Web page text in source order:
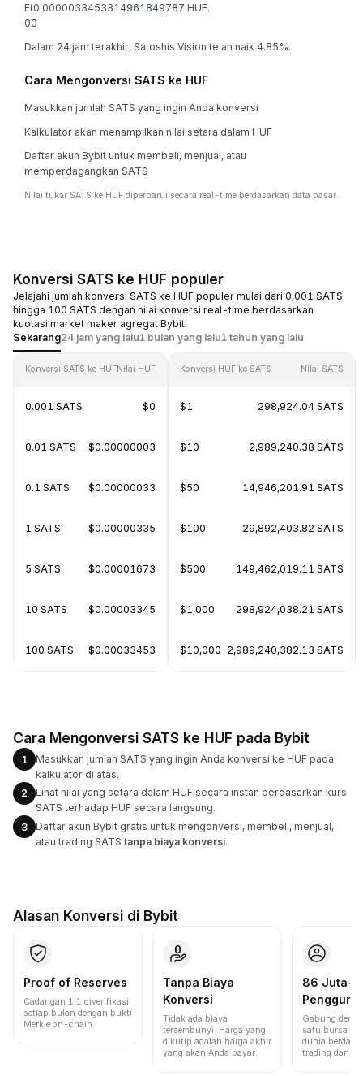
Ft0.0000033453314961849787 HUF.
00
Dalam 24 jam terakhir, Satoshis Vision telah naik 4.85%.
Cara Mengonversi SATS ke HUF
Masukkan jumlah SATS yang ingin Anda konversi
Kalkulator akan menampilkan nilai setara dalam HUF
Daftar akun Bybit untuk membeli, menjual, atau
memperdagangkan SATS
Nilai tukar SATS ke HUF diperbarui secara real-time berdasarkan data pasar.
Konversi SATS ke HUF populer
Jelajahi jumlah konversi SATS ke HUF populer mulai dari 0,001 SATS
hingga 100 SATS dengan nilai konversi real-time berdasarkan
kuotasi market maker agregat Bybit.
Sekarang24 jam yang lalu1 bulan yang lalu1 tahun yang lalu
Konversi SATS ke HUFNilai HUF
0.001 SATS $0
0.01 SATS $0.00000003
0.1 SATS $0.00000033
1 SATS $0.00000335
5 SATS $0.00001673
10 SATS $0.00003345
100 SATS $0.00033453
Konversi HUF ke SATS Nilai SATS
$1 298,924.04 SATS
$10 2,989,240.38 SATS
$50 14,946,201.91 SATS
$100 29,892,403.82 SATS
$500 149,462,019.11 SATS
$1,000 298,924,038.21 SATS
$10,000 2,989,240,382.13 SATS
Cara Mengonversi SATS ke HUF pada Bybit
1
Masukkan jumlah SATS yang ingin Anda konversi ke HUF pada
kalkulator di atas.
2
Lihat nilai yang setara dalam HUF secara instan berdasarkan kurs
SATS terhadap HUF secara langsung.
3
Daftar akun Bybit gratis untuk mengonversi, membeli, menjual,
atau trading SATS tanpa biaya konversi.
Alasan Konversi di Bybit
Proof of Reserves
Cadangan 1:1 diverifikasi
setiap bulan dengan bukti
Merkle on-chain.
Tanpa Biaya
Konversi
Tidak ada biaya
tersembunyi. Harga yang
dikutip adalah harga akhir
yang akan Anda bayar.
86 Juta+
Pengguna
Gabung
satu bursa
dunia
trading dan